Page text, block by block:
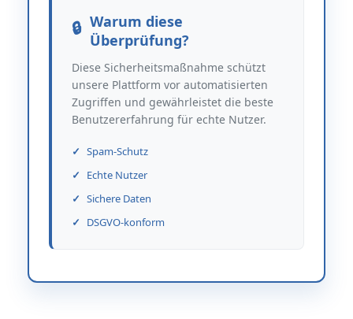
Warum diese
Überprüfung?
Diese Sicherheitsmaßnahme schützt
unsere Plattform vor automatisierten
Zugriffen und gewährleistet die beste
Benutzererfahrung für echte Nutzer.
Spam-Schutz
Echte Nutzer
Sichere Daten
DSGVO-konform